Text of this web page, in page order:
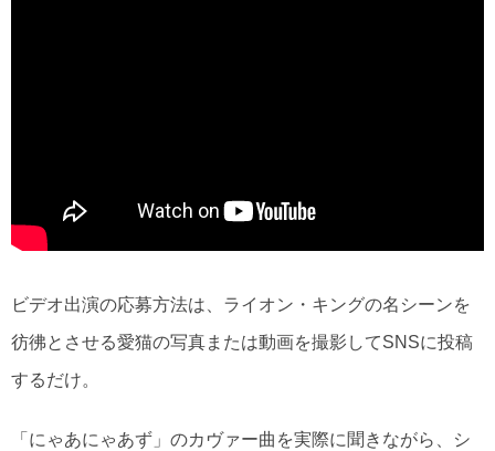
ビデオ出演の応募方法は、ライオン・キングの名シーンを
彷彿とさせる愛猫の写真または動画を撮影してSNSに投稿
するだけ。
「にゃあにゃあず」のカヴァー曲を実際に聞きながら、シ